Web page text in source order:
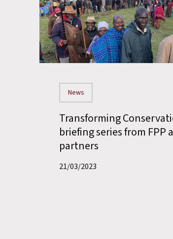
News
Transforming
briefing series from FPP
partners
21/03/2023